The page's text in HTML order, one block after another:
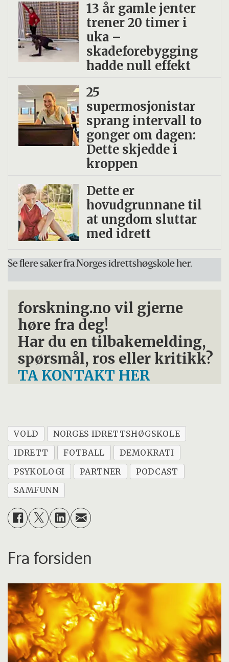
13 år gamle jenter
trener 20 timer i
uka –
skadeforebygging
hadde null effekt
25
supermosjonistar
sprang intervall to
gonger om dagen:
Dette skjedde i
kroppen
Dette er
hovudgrunnane til
at ungdom sluttar
med idrett
Se flere saker fra Norges idrettshøgskole her.
forskning.no vil gjerne
høre fra deg!
Har du en tilbakemelding,
spørsmål, ros eller kritikk?
TA KONTAKT HER
VOLD
NORGES IDRETTSHØGSKOLE
IDRETT
FOTBALL
DEMOKRATI
PSYKOLOGI
PARTNER
PODCAST
SAMFUNN
Fra forsiden